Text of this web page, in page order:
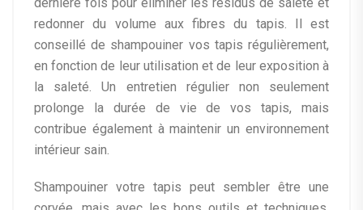
dernière fois pour éliminer les résidus de saleté et
redonner du volume aux fibres du tapis. Il est
conseillé de shampouiner vos tapis régulièrement,
en fonction de leur utilisation et de leur exposition à
la saleté. Un entretien régulier non seulement
prolonge la durée de vie de vos tapis, mais
contribue également à maintenir un environnement
intérieur sain.
Shampouiner votre tapis peut sembler être une